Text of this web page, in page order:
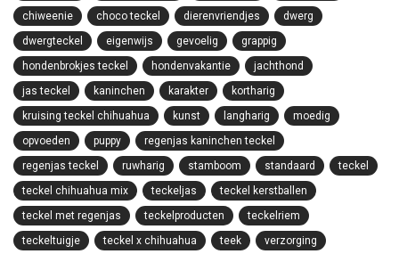
chiweenie
choco teckel dierenvriendjes
dwerg
dwergteckel
eigenwijs gevoelig
grappig
hondenbrokjes teckel
hondenvakantie
jachthond
jas teckel
kaninchen karakter
kortharig
kruising teckel chihuahua
kunst langharig
moedig
opvoeden
puppy
regenjas kaninchen teckel
regenjas teckel
ruwharig stamboom standaard
teckel
teckel chihuahua mix
teckeljas
teckel kerstballen
teckel met regenjas
teckelproducten
teckelriem
teckeltuigje
teckel x chihuahua teek
verzorging